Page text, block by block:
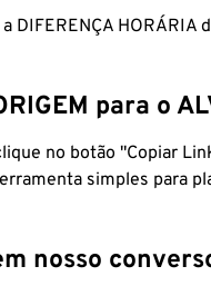
DIFERENÇA HORÁRIA
para o
no botão "Copiar
simples para
nosso